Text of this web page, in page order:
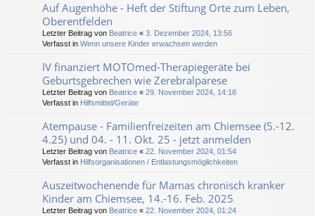
Auf Augenhöhe - Heft der Stiftung Orte zum Leben,
Oberentfelden
Letzter Beitrag von Beatrice « 3. Dezember 2024, 13:56
Verfasst in Wenn unsere Kinder erwachsen werden
IV finanziert MOTOmed-Therapiegeräte bei
Geburtsgebrechen wie Zerebralparese
Letzter Beitrag von Beatrice « 29. November 2024, 14:18
Verfasst in Hilfsmittel/Geräte
Atempause - Familienfreizeiten am Chiemsee (5.-12.
4.25) und 04. - 11. Okt. 25 - jetzt anmelden
Letzter Beitrag von Beatrice « 22. November 2024, 01:54
Verfasst in Hilfsorganisationen / Entlastungsmöglichkeiten
Auszeitwochenende für Mamas chronisch kranker
Kinder am Chiemsee, 14.-16. Feb. 2025
Letzter Beitrag von Beatrice « 22. November 2024, 01:24